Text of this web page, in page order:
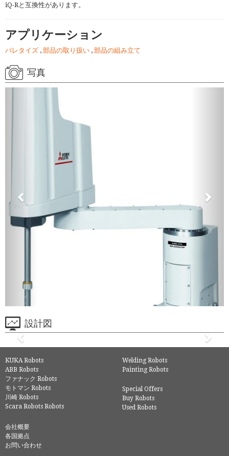
iQ-Rと互換性があります。
アプリケーション
パレタイズ , 部品の取り扱い , 部品の組み立て
写真
設計図
KUKA Robots
ABB Robots
ファナック Robots
モトマン Robots
川崎 Robots
Scara Robots Robots
Welding Robots
Painting Robots
Special Offers
Buy Robots
Used Robots
会社概要
各国拠点
お問い合わせ